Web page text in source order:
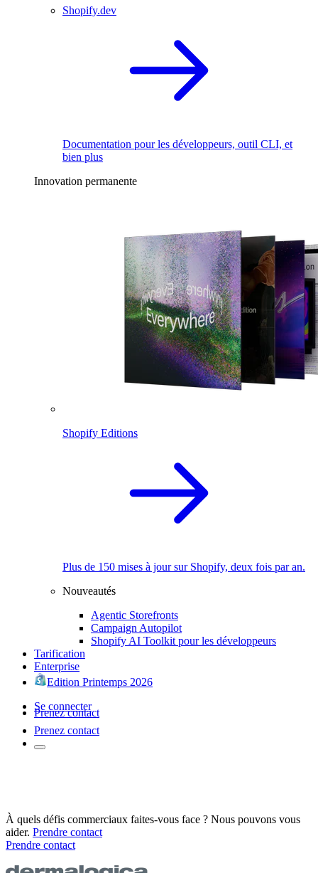
Shopify.dev
Documentation pour les développeurs, outil CLI, et
bien plus
Innovation permanente
Shopify Editions
Plus de 150 mises à jour sur Shopify, deux fois par an.
Nouveautés
Agentic Storefronts
Campaign Autopilot
Shopify AI Toolkit pour les développeurs
Tarification
Enterprise
Edition Printemps 2026
Se connecter
Prenez contact
Prenez contact
À quels défis commerciaux faites-vous face ? Nous pouvons vous
aider. Prendre contact
Prendre contact